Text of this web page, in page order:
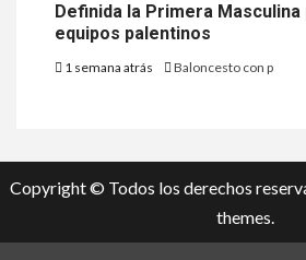
Definida la Primera
equipos palentinos
1 semana atrás Baloncesto con p
Copyright © Todos los derechos
themes.